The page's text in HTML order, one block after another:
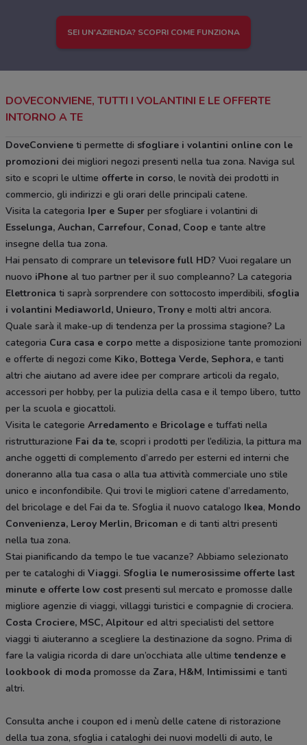
SEI UN'AZIENDA? SCOPRI COME FUNZIONA
DOVECONVIENE, TUTTI I VOLANTINI E LE OFFERTE
INTORNO A TE
DoveConviene ti permette di sfogliare i volantini online con le
promozioni dei migliori negozi presenti nella tua zona. Naviga sul
sito e scopri le ultime offerte in corso, le novità dei prodotti in
commercio, gli indirizzi e gli orari delle principali catene.
Visita la categoria Iper e Super per sfogliare i volantini di
Esselunga, Auchan, Carrefour, Conad, Coop e tante altre
insegne della tua zona.
Hai pensato di comprare untelevisore full HD? Vuoi regalare un
nuovo iPhone al tuo partner per il suo compleanno? La categoria
Elettronica ti saprà sorprendere con sottocosto imperdibili, sfoglia
i volantini Mediaworld, Unieuro, Trony e molti altri ancora.
Quale sarà il make-up di tendenza per la prossima stagione? La
categoria Cura casa e corpo mette a disposizione tante promozioni
e offerte di negozi come Kiko, Bottega Verde, Sephora, e tanti
altri che aiutano ad avere idee per comprare articoli da regalo,
accessori per hobby, per la pulizia della casa e il tempo libero, tutto
per la scuola e giocattoli.
Visita le categorie Arredamento e Bricolage e tuffati nella
ristrutturazione Fai da te, scopri i prodotti per l’edilizia, la pittura ma
anche oggetti di complemento d’arredo per esterni ed interni che
doneranno alla tua casa o alla tua attività commerciale uno stile
unico e inconfondibile. Qui trovi le migliori catene d’arredamento,
del bricolage e del Fai da te. Sfoglia il nuovo catalogo Ikea, Mondo
Convenienza, Leroy Merlin, Bricoman e di tanti altri presenti
nella tua zona.
Stai pianificando da tempo le tue vacanze? Abbiamo selezionato
per te cataloghi di Viaggi. Sfoglia le numerosissime offerte last
minute e offerte low cost presenti sul mercato e promosse dalle
migliore agenzie di viaggi, villaggi turistici e compagnie di crociera.
Costa Crociere, MSC, Alpitour ed altri specialisti del settore
viaggi ti aiuteranno a scegliere la destinazione da sogno. Prima di
fare la valigia ricorda di dare un’occhiata alle ultimetendenze e
lookbook di moda promosse da Zara, H&M, Intimissimi e tanti
altri.
Consulta anche i coupon ed i menù delle catene di ristorazione
della tua zona, sfoglia i cataloghi dei nuovi modelli di auto, le